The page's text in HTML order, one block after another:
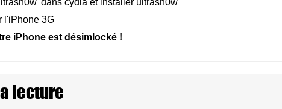
l'iPhone 3G
iPhone est désimlocké !
lecture